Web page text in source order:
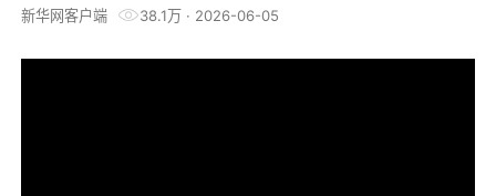
新华网客户端 38.1万· 2026-06-05